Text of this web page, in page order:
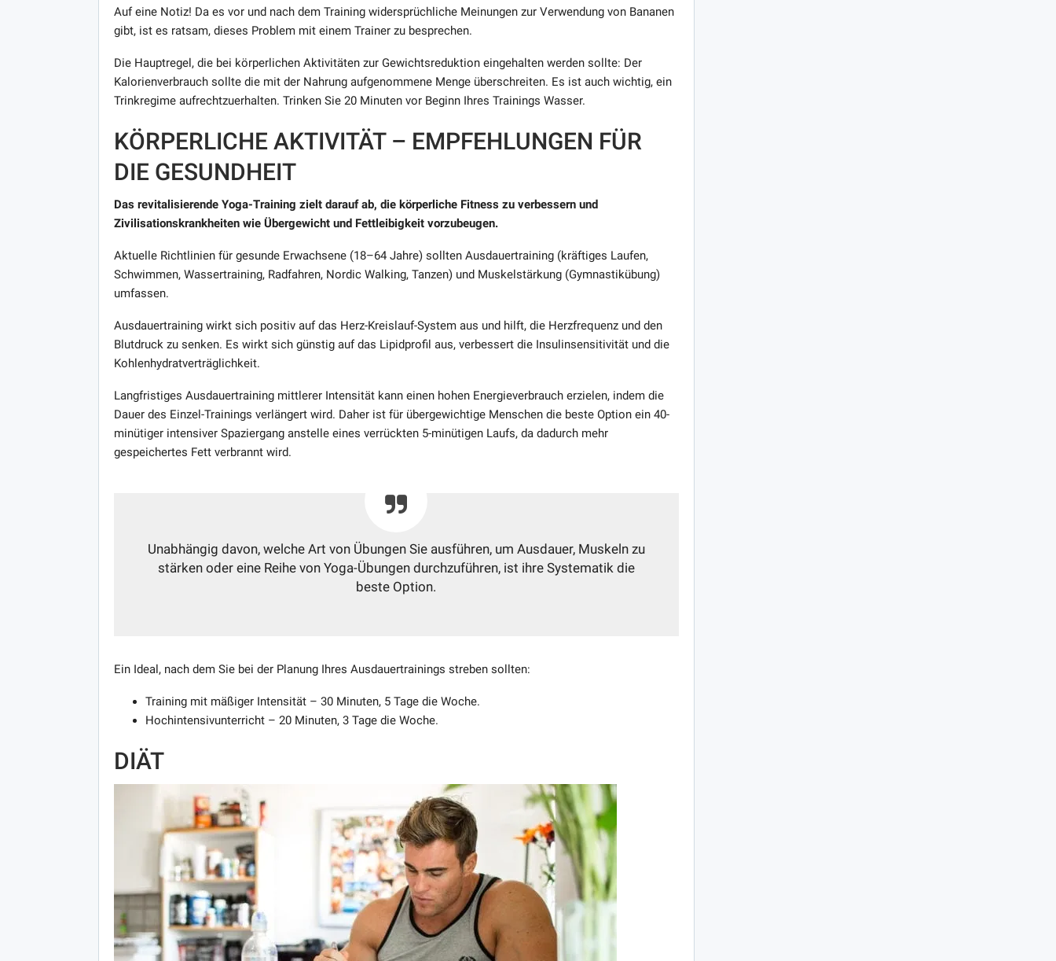
Auf eine Notiz! Da es vor und nach dem Training widersprüchliche Meinungen zur Verwendung von Bananen
gibt, ist es ratsam, dieses Problem mit einem Trainer zu besprechen.
Die Hauptregel, die bei körperlichen Aktivitäten zur Gewichtsreduktion eingehalten werden sollte: Der
Kalorienverbrauch sollte die mit der Nahrung aufgenommene Menge überschreiten. Es ist auch wichtig, ein
Trinkregime aufrechtzuerhalten. Trinken Sie 20 Minuten vor Beginn Ihres Trainings Wasser.
KÖRPERLICHE AKTIVITÄT – EMPFEHLUNGEN FÜR
DIE GESUNDHEIT
Das revitalisierende Yoga-Training zielt darauf ab, die körperliche Fitness zu verbessern und
Zivilisationskrankheiten wie Übergewicht und Fettleibigkeit vorzubeugen.
Aktuelle Richtlinien für gesunde Erwachsene (18–64 Jahre) sollten Ausdauertraining (kräftiges Laufen,
Schwimmen, Wassertraining, Radfahren, Nordic Walking, Tanzen) und Muskelstärkung (Gymnastikübung)
umfassen.
Ausdauertraining wirkt sich positiv auf das Herz-Kreislauf-System aus und hilft, die Herzfrequenz und den
Blutdruck zu senken. Es wirkt sich günstig auf das Lipidprofil aus, verbessert die Insulinsensitivität und die
Kohlenhydratverträglichkeit.
Langfristiges Ausdauertraining mittlerer Intensität kann einen hohen Energieverbrauch erzielen, indem die
Dauer des Einzel-Trainings verlängert wird. Daher ist für übergewichtige Menschen die beste Option ein 40-
minütiger intensiver Spaziergang anstelle eines verrückten 5-minütigen Laufs, da dadurch mehr
gespeichertes Fett verbrannt wird.
Unabhängig davon, welche Art von Übungen Sie ausführen, um Ausdauer, Muskeln zu
stärken oder eine Reihe von Yoga-Übungen durchzuführen, ist ihre Systematik die
beste Option.
Ein Ideal, nach dem Sie bei der Planung Ihres Ausdauertrainings streben sollten:
Training mit mäßiger Intensität – 30 Minuten, 5 Tage die Woche.
Hochintensivunterricht – 20 Minuten, 3 Tage die Woche.
DIÄT